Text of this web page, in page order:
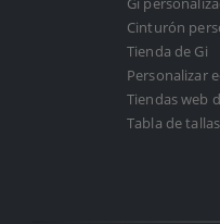
Gi
Cinturón
Tienda de Gi
Personalizar
Tiendas web
Tabla de tallas